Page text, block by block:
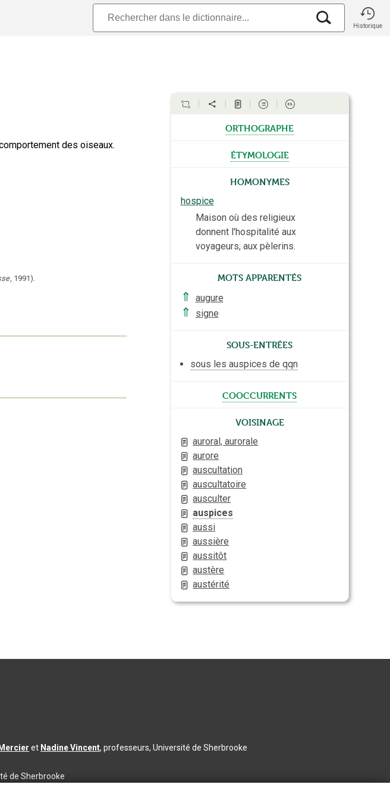
Historique
des oiseaux.
, 1991).
orthographe
étymologie
Homonymes
hospice
Maison où des religieux
donnent l'hospitalité aux
voyageurs, aux pèlerins.
Mots apparentés
⇑
augure
⇑ signe
Sous-entrées
sous les auspices de qqn
cooccurrents
Voisinage
auroral, aurorale
aurore
auscultation
auscultatoire
ausculter
auspices
aussi
aussière
aussitôt
austère
austérité
et Nadine Vincent, professeurs, Université de Sherbrooke
de Sherbrooke